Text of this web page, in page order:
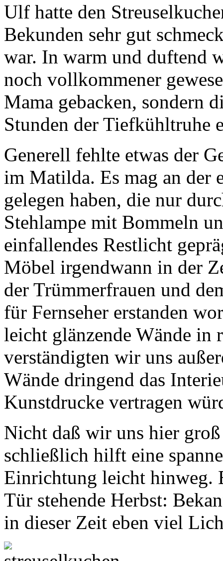
Ulf hatte den
Bekunden sehr gut
war. In warm und duftend
noch vollkommener
Mama gebacken, sondern
Stunden der Tiefkühltruhe
Generell fehlte etwas der
im Matilda. Es mag an der
gelegen haben, die nur
Stehlampe mit Bommeln
einfallendes Restlicht
Möbel irgendwann in der
der Trümmerfrauen und
für Fernseher erstanden
leicht glänzende Wände in
verständigten wir uns
Wände dringend das
Kunstdrucke vertragen
Nicht daß wir uns hier
schließlich hilft eine
Einrichtung leicht hinweg.
Tür stehende Herbst:
in dieser Zeit eben viel